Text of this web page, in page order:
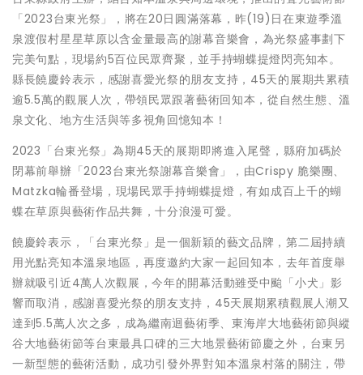
「2023台東光祭」，將在20日圓滿落幕，昨(19)日在東遊季溫
泉渡假村星星草原以含金量最高的謝幕音樂會，為光祭盛事劃下
完美句點，現場約5百位民眾齊聚，並手持蝴蝶提燈閃亮知本。
縣長饒慶鈴表示，感謝喜愛光祭的朋友支持，45天的展期共累積
逾5.5萬的觀展人次，帶領民眾跟著藝術回知本，從自然生態、溫
泉文化、地方生活與等多視角回憶知本！
2023「台東光祭」為期45天的展期即將進入尾聲，縣府加碼於
閉幕前舉辦「2023台東光祭謝幕音樂會」，由Crispy 脆樂團、
Matzka輪番登場，現場民眾手持蝴蝶提燈，有如成百上千的蝴
蝶在草原與藝術作品共舞，十分浪漫可愛。
饒慶鈴表示，「台東光祭」是一個新穎的藝文品牌，第二屆持續
用光點亮知本溫泉地區，再度邀約大家一起回知本，去年首度舉
辦就吸引近4萬人次觀展，今年的開幕活動雖受中颱「小犬」影
響而取消，感謝喜愛光祭的朋友支持，45天展期累積觀展人潮又
達到5.5萬人次之多，成為繼南迴藝術季、東海岸大地藝術節與縱
谷大地藝術節等台東最具口碑的三大地景藝術節慶之外，台東另
一新型態的藝術活動，成功引發外界對知本溫泉村落的關注，帶